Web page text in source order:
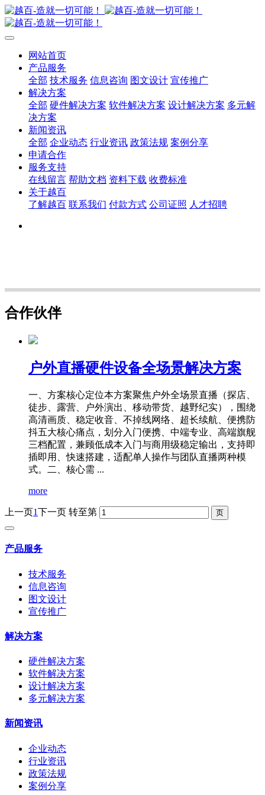
网站首页
产品服务
全部 技术服务 信息咨询 图文设计 宣传推广
解决方案
全部 硬件解决方案 软件解决方案 设计解决方案 多元解
决方案
新闻资讯
全部 企业动态 行业资讯 政策法规 案例分享
申请合作
服务支持
在线留言 帮助文档 资料下载 收费标准
关于越百
了解越百 联系我们 付款方式 公司证照 人才招聘
合作伙伴
户外直播硬件设备全场景解决方案
一、方案核心定位本方案聚焦户外全场景直播（探店、
徒步、露营、户外演出、移动带货、越野纪实），围绕
高清画质、稳定收音、不掉线网络、超长续航、便携防
抖五大核心痛点，划分入门便携、中端专业、高端旗舰
三档配置，兼顾低成本入门与商用级稳定输出，支持即
插即用、快速搭建，适配单人操作与团队直播两种模
式。二、核心需 ...
more
上一页1下一页 转至第
产品服务
技术服务
信息咨询
图文设计
宣传推广
解决方案
硬件解决方案
软件解决方案
设计解决方案
多元解决方案
新闻资讯
企业动态
行业资讯
政策法规
案例分享